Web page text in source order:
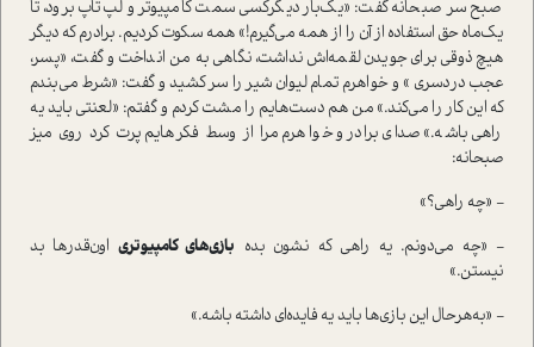
صبح سر صبحانه گفت‌: «یک‌بار دیگرکسی سمت کامپیوتر و لپ‌تاپ برود، تا
یک‌ماه حق ا‌ستفاده از آن را از همه می‌گیرم!» همه سکوت کردیم. برادرم که دیگر
هیچ ذوقی برای جویدن لقمه‌اش نداشت، نگاهی به من انداخت و گفت، «پسر،
عجب دردسری » و خواهرم تمام لیوان شیر را سر کشید و گفت‌: «شرط می‌بندم
که این کار را می‌کند.» من هم‌ دست‌هایم را مشت کردم و گفتم: «لعنتی باید یه
راهی باشه.» صدای برادر و خواهرم مرا از وسط فکرهایم پرت کرد روی میز
صبحانه:
- «چه راهی؟»
- «چه می‌دونم. یه راهی که نشون بده بازی‌های کامپیوتری اون‌قدرها بد
نیستن.»
- «به‌هرحال این بازی‌ها باید یه فایده‌ای داشته باشه.»